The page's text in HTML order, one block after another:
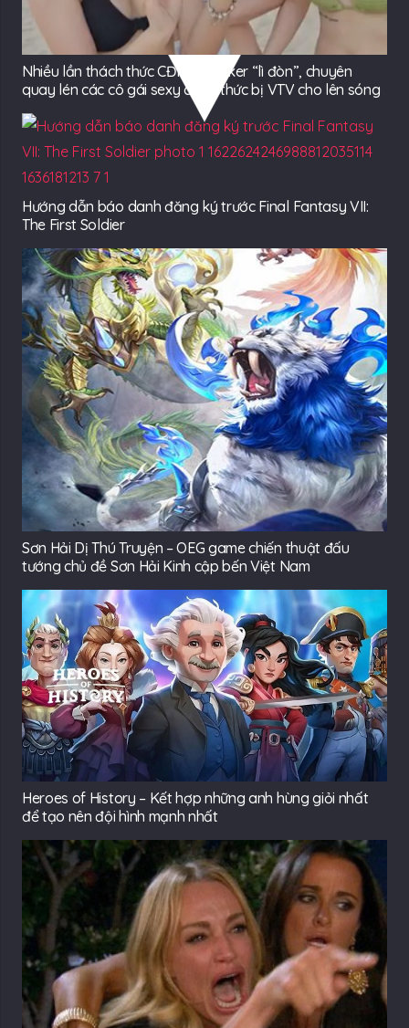
Nhiều lần thách thức CĐM, TikToker “lì đòn”, chuyên
quay lén các cô gái sexy chính thức bị VTV cho lên sóng
Hướng dẫn báo danh đăng ký trước Final Fantasy VII:
The First Soldier
Sơn Hải Dị Thú Truyện – OEG game chiến thuật đấu
tướng chủ đề Sơn Hải Kinh cập bến Việt Nam
Heroes of History – Kết hợp những anh hùng giỏi nhất
để tạo nên đội hình mạnh nhất